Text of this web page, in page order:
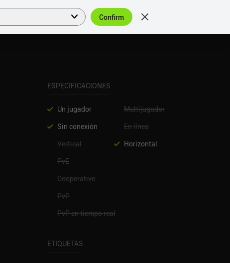
ES
ESPECIFICACIONES
Un jugador
Multijugador
Sin conexión
En línea
Vertical
Horizontal
PvE
Cooperativo
PvP
PvP en tiempo real
ETIQUETAS
Confirm